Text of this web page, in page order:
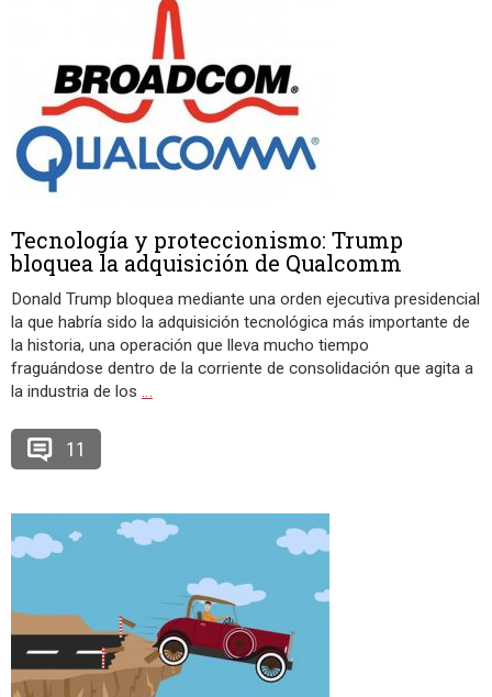
Tecnología y proteccionismo: Trump
bloquea la adquisición de Qualcomm
Donald Trump bloquea mediante una orden ejecutiva presidencial
la que habría sido la adquisición tecnológica más importante de
la historia, una operación que lleva mucho tiempo
fraguándose dentro de la corriente de consolidación que agita a
la industria de los …
11